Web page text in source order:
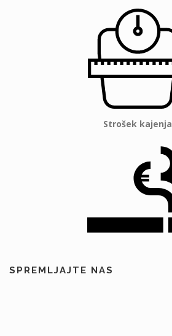
Strošek kajenja
SPREMLJAJTE NAS